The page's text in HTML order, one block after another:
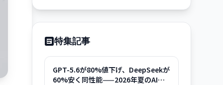
特集記事
GPT-5.6が80%値下げ、DeepSeekが
60%安く同性能——2026年夏のAIモ